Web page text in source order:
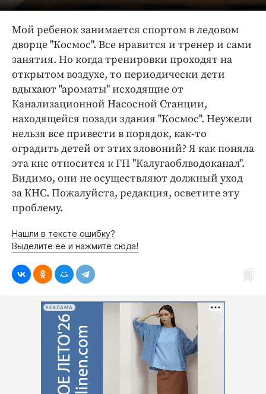
Праздники
Происшествия
Спорт
Экономика и бизнес
ПРОЕКТЫ
Блоги
Издания
Медиаперсона
Интересное чтиво
Клиника года
Бренд года
Работодатель года
Мой ребенок занимается спортом в ледовом
дворце "Космос". Все нравится и тренер и сами
занятия. Но когда тренировки проходят на
открытом воздухе, то периодически дети
вдыхают "ароматы" исходящие от
Канализационной Насосной Станции,
находящейся позади здания "Космос". Неужели
нельзя все привести в порядок, как-то
оградить детей от этих зловоний? Я как поняла
эта кнс относится к ГП "Калугаоблводоканал".
Видимо, они не осуществляют должный уход
за КНС. Пожалуйста, редакция, осветите эту
проблему.
Нашли в тексте ошибку?
Выделите её и нажмите сюда!
РЕКЛАМА